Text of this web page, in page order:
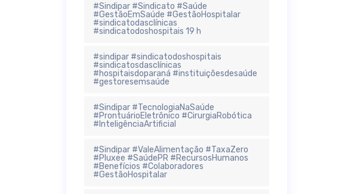
#Sindipar #Sindicato #Saúde
#GestãoEmSaúde #GestãoHospitalar
#sindicatodasclínicas
#sindicatodoshospitais 19 h
#sindipar #sindicatodoshospitais
#sindicatosdasclínicas
#hospitaisdoparaná #instituiçõesdesaúde
#gestoresemsaúde
#Sindipar #TecnologiaNaSaúde
#ProntuárioEletrônico #CirurgiaRobótica
#InteligênciaArtificial
#Sindipar #ValeAlimentação #TaxaZero
#Pluxee #SaúdePR #RecursosHumanos
#Benefícios #Colaboradores
#GestãoHospitalar